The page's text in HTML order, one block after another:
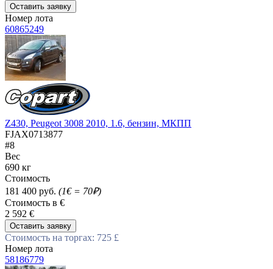
Оставить заявку
Номер лота
60865249
Z430, Peugeot 3008 2010, 1.6, бензин, МКПП
FJAX0713877
#8
Вес
690 кг
Стоимость
181 400 руб. (1€ = 70₽)
Стоимость в €
2 592 €
Оставить заявку
Стоимость на торгах: 725 £
Номер лота
58186779